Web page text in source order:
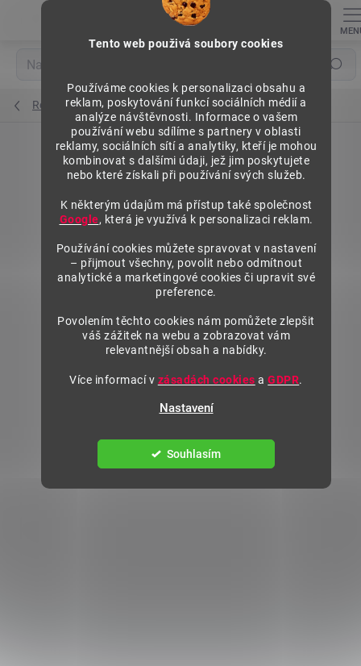
Tento web použivá soubory cookies
Používáme cookies k personalizaci obsahu a
reklam, poskytování funkcí sociálních médií a
analýze návštěvnosti. Informace o vašem
používání webu sdílíme s partnery v oblasti
reklamy, sociálních sítí a analytiky, kteří je mohou
kombinovat s dalšími údaji, jež jim poskytujete
nebo které získali při používání svých služeb.
K některým údajům má přístup také společnost
Google, která je využívá k personalizaci reklam.
Používání cookies můžete spravovat v nastavení
– přijmout všechny, povolit nebo odmítnout
analytické a marketingové cookies či upravit své
preference.
Povolením těchto cookies nám pomůžete zlepšit
váš zážitek na webu a zobrazovat vám
relevantnější obsah a nabídky.
Více informací v zásadách cookies aGDPR.
Nastavení
Souhlasím
Hledat
Regály výška 1840 mm, základní moduly